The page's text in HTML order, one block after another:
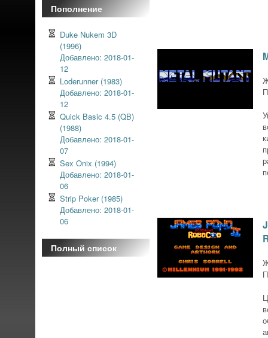
Пополнение
Duke Nukem 3D
(1996)
Добавлено: 2018-01-
12
Loderunner (1983)
Добавлено: 2018-01-
12
Quick Basic 4.5 (QB)
(1988)
Добавлено: 2018-01-
07
Sex Onix (1994)
Добавлено: 2018-01-
06
Strip Poker (1985)
Добавлено: 2018-01-
06
Полный список